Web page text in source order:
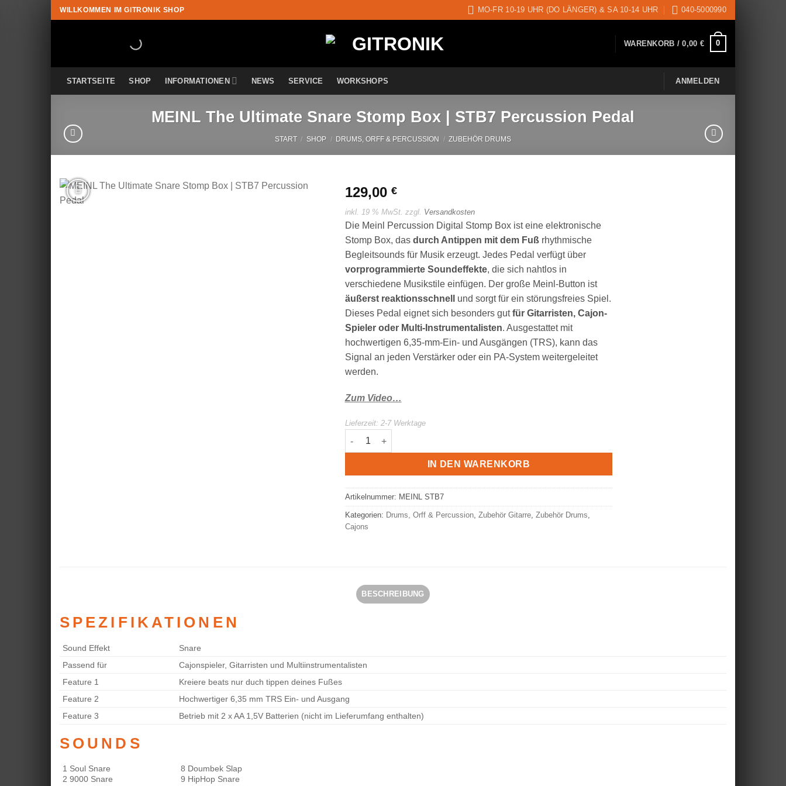
Zum
Inhalt
WILLKOMMEN IM GITRONIK SHOP MO-FR 10-19 UHR (DO LÄNGER) & SA 10-14 UHR 040-5000990
WARENKORB /0,00 € 0
STARTSEITE SHOP INFORMATIONEN NEWS SERVICE WORKSHOPS ANMELDEN
MEINL The Ultimate Snare Stomp Box | STB7 Percussion Pedal
START / SHOP / DRUMS, ORFF & PERCUSSION / ZUBEHÖR DRUMS
129,00 €
inkl. 19 % MwSt. zzgl. Versandkosten
Die Meinl Percussion Digital Stomp Box ist eine elektronische
Stomp Box, das durch Antippen mit dem Fußrhythmische
Begleitsounds für Musik erzeugt. Jedes Pedal verfügt über
vorprogrammierte Soundeffekte, die sich nahtlos in
verschiedene Musikstile einfügen. Der große Meinl-Button ist
äußerst reaktionsschnell
und sorgt für ein störungsfreies Spiel.
Dieses Pedal eignet sich besonders gutfür Gitarristen, Cajon-
Spieler oder Multi-Instrumentalisten. Ausgestattet mit
hochwertigen 6,35-mm-Ein- und Ausgängen (TRS), kann das
Signal an jeden Verstärker oder ein PA-System weitergeleitet
werden.
Zum Video…
Lieferzeit: 2-7 Werktage
MEINL The Ultimate Snare Stomp Box | STB7 Percussion Pedal Menge
IN DEN WARENKORB
Artikelnummer: MEINL STB7
Kategorien: Drums, Orff & Percussion, Zubehör Gitarre, Zubehör Drums,
Cajons
BESCHREIBUNG
SPEZIFIKATIONEN
Sound Effekt
Snare
Passend für
Cajonspieler, Gitarristen und Multiinstrumentalisten
Feature 1
Kreiere beats nur duch tippen deines Fußes
Feature 2
Hochwertiger 6,35 mm TRS Ein- und Ausgang
Feature 3
Betrieb mit 2 x AA 1,5V Batterien (nicht im Lieferumfang enthalten)
SOUNDS
1 Soul Snare
2 9000 Snare
8 Doumbek Slap
9 HipHop Snare